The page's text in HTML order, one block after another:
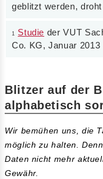
geblitzt werden, droht
1 Studie der VUT
Co. KG, Januar 2013
Blitzer auf der
alphabetisch
Wir bemühen uns, die
möglich zu halten.
Daten nicht mehr
Gewähr.